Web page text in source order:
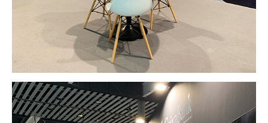
info@marferrer.com
Copyright Mar Ferrer Studio 2026